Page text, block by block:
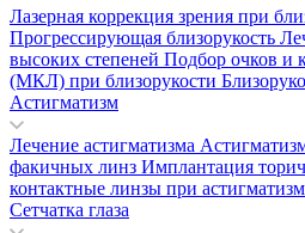
Лазерная коррекция зрения при
Прогрессирующая близорукость
высоких степеней Подбор очков и
(МКЛ) при близорукости
Астигматизм
Лечение астигматизма
факичных линз Имплантация
контактные линзы при
Сетчатка глаза